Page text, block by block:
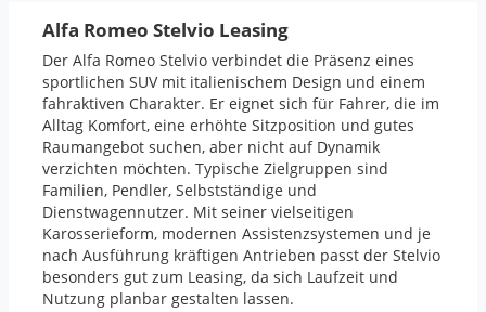
Alfa Romeo Stelvio Leasing
Der Alfa Romeo Stelvio verbindet die Präsenz eines
sportlichen SUVmit italienischem Design und einem
fahraktiven Charakter. Er eignet sich für Fahrer, die im
Alltag Komfort, eine erhöhte Sitzposition und gutes
Raumangebot suchen, aber nicht auf Dynamik
verzichten möchten. Typische Zielgruppen sind
Familien, Pendler, Selbstständige und
Dienstwagennutzer. Mit seiner vielseitigen
Karosserieform, modernen Assistenzsystemen und je
nach Ausführung kräftigen Antrieben passt der Stelvio
besonders gut zum Leasing, da sich Laufzeit und
Nutzung planbar gestalten lassen.